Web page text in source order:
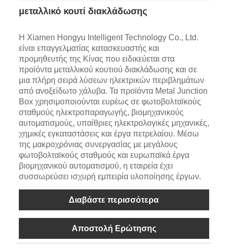
μεταλλικό κουτί διακλάδωσης
Η Xiamen Hongyu Intelligent Technology Co., Ltd.
είναι επαγγελματίας κατασκευαστής και
προμηθευτής της Κίνας που ειδικεύεται στα
προϊόντα μεταλλικού κουτιού διακλάδωσης και σε
μια πλήρη σειρά λύσεων ηλεκτρικών περιβλημάτων
από ανοξείδωτο χάλυβα. Τα προϊόντα Metal Junction
Box χρησιμοποιούνται ευρέως σε φωτοβολταϊκούς
σταθμούς ηλεκτροπαραγωγής, βιομηχανικούς
αυτοματισμούς, υπαίθριες ηλεκτρολογικές μηχανικές,
χημικές εγκαταστάσεις και έργα πετρελαίου. Μέσω
της μακροχρόνιας συνεργασίας με μεγάλους
φωτοβολταϊκούς σταθμούς και ευρωπαϊκά έργα
βιομηχανικού αυτοματισμού, η εταιρεία έχει
συσσωρεύσει ισχυρή εμπειρία υλοποίησης έργων.
Διαβάστε περισσότερα
Αποστολή Ερώτησης